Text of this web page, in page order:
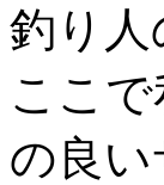
釣り
ここ
の良